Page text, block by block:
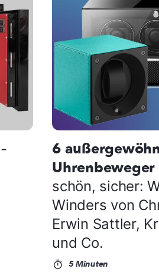
-
6
Uhrenbeweger
schön, sicher:
Winders von
Erwin Sattler,
und Co.
5 Minuten